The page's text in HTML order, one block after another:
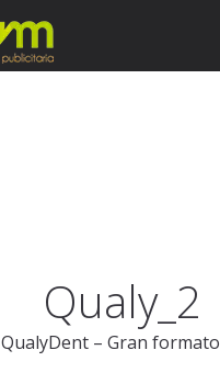
Qualy_2
QualyDent – Gran formato